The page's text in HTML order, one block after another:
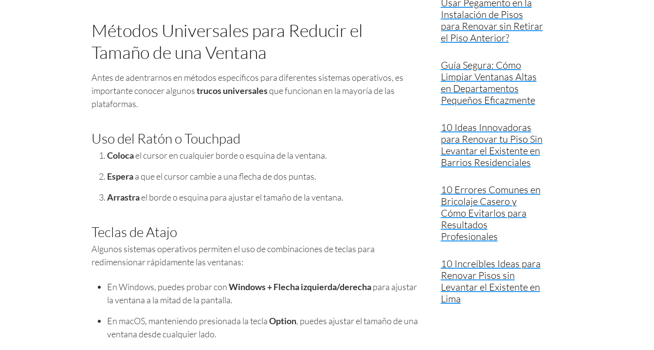
Métodos Universales para Reducir el
Tamaño de una Ventana
Antes de adentrarnos en métodos específicos para diferentes sistemas operativos, es
importante conocer algunostrucos universalesque funcionan en la mayoría de las
plataformas.
Uso del Ratón o Touchpad
Colocael cursor en cualquier borde o esquina de la ventana.
Esperaa que el cursor cambie a una flecha de dos puntas.
Arrastrael borde o esquina para ajustar el tamaño de la ventana.
Teclas de Atajo
Algunos sistemas operativos permiten el uso de combinaciones de teclas para
redimensionar rápidamente las ventanas:
En Windows, puedes probar conWindows + Flecha izquierda/derechapara ajustar
la ventana a la mitad de la pantalla.
En macOS, manteniendo presionada la teclaOption, puedes ajustar el tamaño de una
ventana desde cualquier lado.
Usar Pegamento en la
Instalación de Pisos
para Renovar sin Retirar
el Piso Anterior?
Guía Segura: Cómo
Limpiar Ventanas Altas
en Departamentos
Pequeños Eficazmente
10 Ideas Innovadoras
para Renovar tu Piso Sin
Levantar el Existente en
Barrios Residenciales
10 Errores Comunes en
Bricolaje Casero y
Cómo Evitarlos para
Resultados
Profesionales
10 Increíbles Ideas para
Renovar Pisos sin
Levantar el Existente en
Lima